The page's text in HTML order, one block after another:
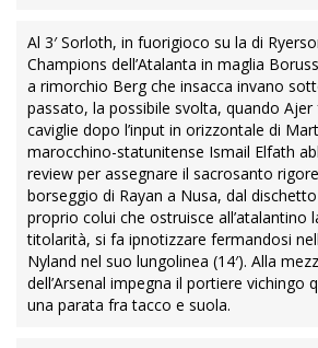
Al 3′ Sorloth, in fuorigioco su la di
Champions dell’Atalanta in maglia
a rimorchio Berg che insacca invano
passato, la possibile svolta, quando Ajer
caviglie dopo l’input in orizzontale di
marocchino-statunitense Ismail Elfath
review per assegnare il sacrosanto
borseggio di Rayan a Nusa, dal
proprio colui che ostruisce all’atalantino
titolarità, si fa ipnotizzare fermandosi
Nyland nel suo lungolinea (14′). Alla
dell’Arsenal impegna il portiere vichingo
una parata fra tacco e suola.